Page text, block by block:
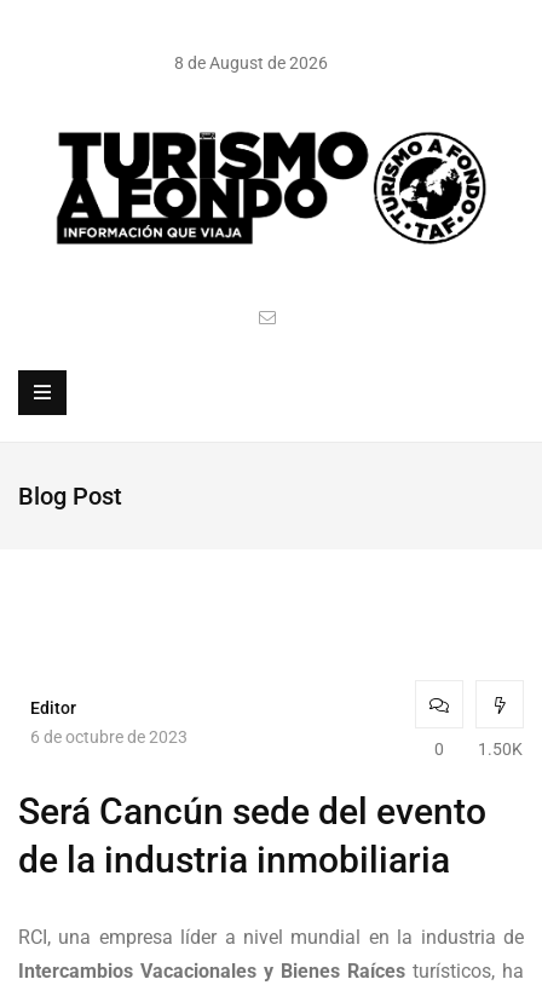
8 de August de 2026
Blog Post
Editor
6 de octubre de 2023
0 1.50K
Será Cancún sede del evento
de la industria inmobiliaria
RCI, una empresa líder a nivel mundial en la industria de
Intercambios Vacacionales y Bienes Raíces turísticos, ha